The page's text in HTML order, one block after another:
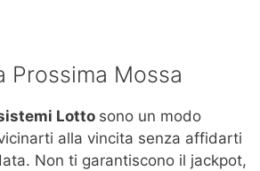
Prossima Mossa
Lotto sono un modo
alla vincita senza affidarti
Non ti garantiscono il jackpot,